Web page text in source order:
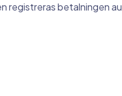
registreras betalningen